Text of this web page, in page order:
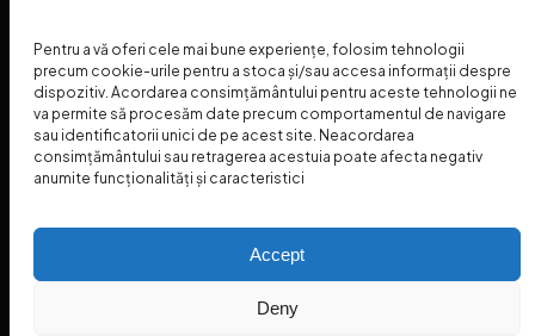
Pentru a vă oferi cele mai bune experiențe, folosim tehnologii
precum cookie-urile pentru a stoca și/sau accesa informații despre
dispozitiv. Acordarea consimțământului pentru aceste tehnologii ne
va permite să procesăm date precum comportamentul de navigare
sau identificatorii unici de pe acest site. Neacordarea
consimțământului sau retragerea acestuia poate afecta negativ
anumite funcționalități și caracteristici
Accept
Deny
HIT FM Abrud 94,3
HIT FM Horezu 95,1
HIT FM Nehoiu 88,2
© 2026 Radio Hit FM — SC HITFM GROUP SRL